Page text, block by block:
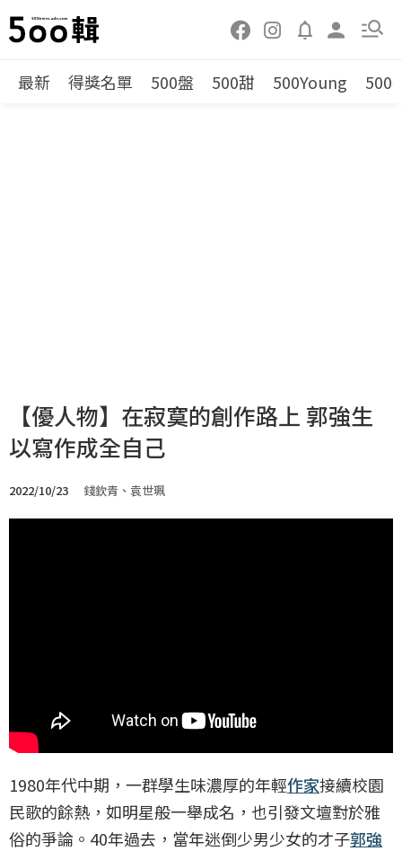
最新 得獎名單 500盤 500甜 500Young 500
【優人物】在寂寞的創作路上 郭強生
以寫作成全自己
2022/10/23 錢欽青、袁世珮
1980年代中期，一群學生味濃厚的年輕作家接續校園
民歌的餘熱，如明星般一舉成名，也引發文壇對於雅
俗的爭論。40年過去，當年迷倒少男少女的才子郭強